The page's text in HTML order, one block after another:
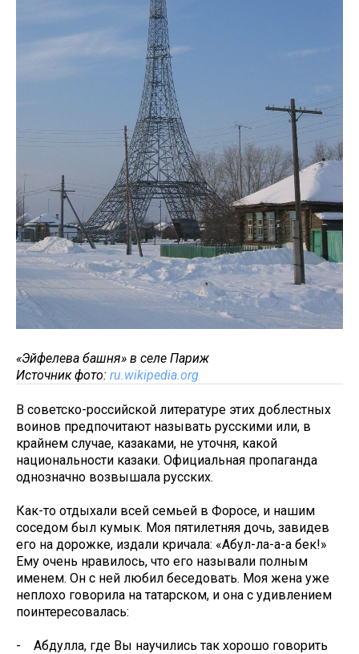
«Эйфелева башня» в селе Париж
Источник фото: ru.wikipedia.org
В советско-российской литературе этих доблестных
воинов предпочитают называть русскими или, в
крайнем случае, казаками, не уточня, какой
национальности казаки. Официальная пропаганда
однозначно возвышала русских.
Как-то отдыхали всей семьей в Форосе, и нашим
соседом был кумык. Моя пятилетняя дочь, завидев
его на дорожке, издали кричала: «Абул-ла-а-а бек!»
Ему очень нравилось, что его называли полным
именем. Он с ней любил беседовать. Моя жена уже
неплохо говорила на татарском, и она с удивлением
поинтересовалась:
- Абдулла, где Вы научились так хорошо говорить